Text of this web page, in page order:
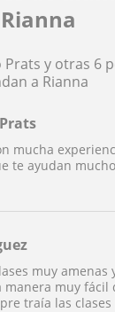
Prats y otras 6
a Rianna
mucha
te ayudan
muy amenas
manera muy fácil
traía las